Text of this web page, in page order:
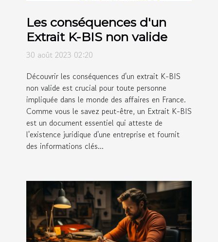
Les conséquences d'un
Extrait K-BIS non valide
30 août 2023 02:20
Découvrir les conséquences d'un extrait K-BIS
non valide est crucial pour toute personne
impliquée dans le monde des affaires en France.
Comme vous le savez peut-être, un Extrait K-BIS
est un document essentiel qui atteste de
l'existence juridique d'une entreprise et fournit
des informations clés...